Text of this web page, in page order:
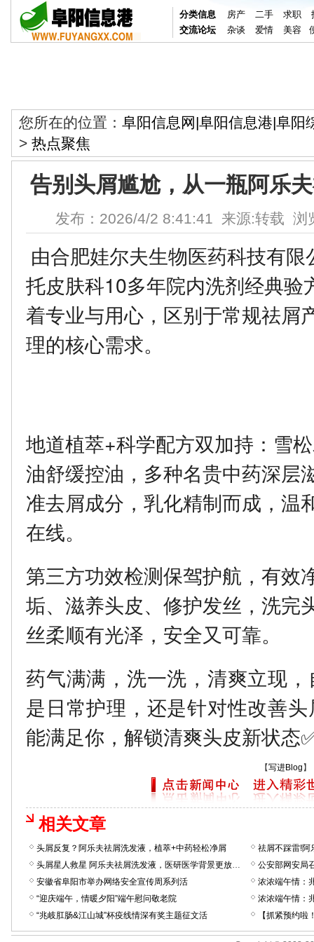
分类信息 房产 二手 求职
交流论坛
杂谈 爱情 美容
您所在的位置： 阜阳信息网|阜阳信息港|阜阳
> 热点聚焦
告别头屑尴尬，从一瓶阿乐
发布：2026/4/2 8:41:41 来源:转载 浏
由合肥娃尔夫生物医药科技有
托皮肤科10多年院内洗剂经典验
着专业与用心，区别于常规祛屑
理的核心需求。
地道植萃+科学配方双加持：雪
油舒缓控油，多种名贵中药深层
准去屑成分，乳化精制而成，温
在线。
第三方功效检测保驾护航，有效
垢、滋养头皮、修护发丝，洗完
丝柔顺有光泽，安全又可靠。
药气满满，洗一洗，清爽立现
是日常护理，还是针对性改善
能满足你，解锁清爽头皮新状态
【写进Blog 】
相关文章
头屑反复？阿乐夫祛屑洗发液，植萃+中药轻松净屑
祛屑不踩雷!阿
头屑星人救星 阿乐夫祛屑洗发液，医研医学背景更放心！
公安部网安局
安徽省阜阳市举办网络安全宣传周系列活
浓浓端午情：
“迎庆端午，情暖夕阳”端午慰问敬老院
浓浓端午情：
“兆岐肛肠&江山城”杯疫线情深有奖主题征文活